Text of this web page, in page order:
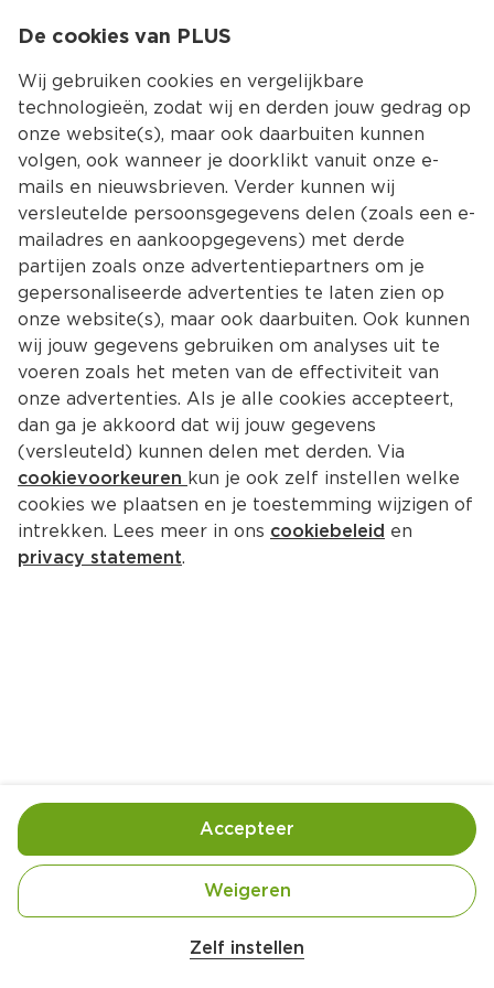
Kies jouw
Terug Producten
Neutraal Feyenoord Douchegel
haar en body
Ingrediënten
Ingrediënten:  Aqua , Sodium Laureth Sulfate ,
Sodium Chloride, Cocamidopropyl Betaine,
Polyquaternium-39, Coco-Glucoside , Glyceryl
De cookies van PLUS
Wij gebruiken cookies en vergelijkbare
technologieën, zodat wij en derden jouw gedrag op
onze website(s), maar ook daarbuiten kunnen
volgen, ook wanneer je doorklikt vanuit onze e-
mails en nieuwsbrieven. Verder kunnen wij
versleutelde persoonsgegevens delen (zoals een e-
mailadres en aankoopgegevens) met derde
partijen zoals onze advertentiepartners om je
gepersonaliseerde advertenties te laten zien op
onze website(s), maar ook daarbuiten. Ook kunnen
wij jouw gegevens gebruiken om analyses uit te
voeren zoals het meten van de effectiviteit van
onze advertenties. Als je alle cookies accepteert,
dan ga je akkoord dat wij jouw gegevens
(versleuteld) kunnen delen met derden. Via
cookievoorkeuren kun je ook zelf instellen welke
cookies we plaatsen en je toestemming wijzigen of
intrekken. Lees meer in ons cookiebeleid en
privacy statement.
Zelf instellen
Weigeren
Accepteer